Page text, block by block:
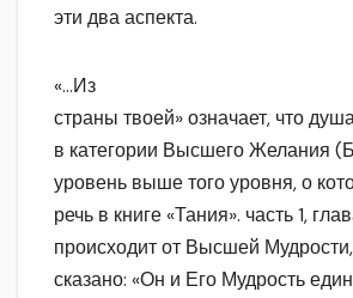
эти два аспекта.
«…Из
страны твоей» означает, что
в категории Высшего Желания
уровень выше того уровня, о
речь в книге «Тания». часть 1,
происходит от Высшей
сказано: «Он и Его Мудрость